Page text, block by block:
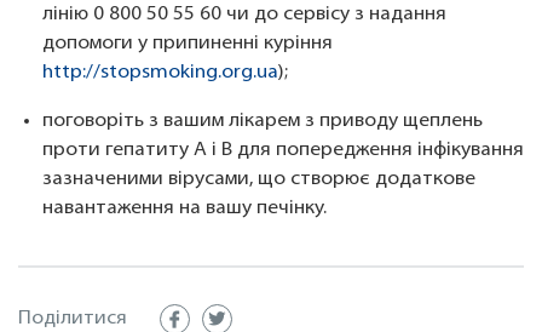
лінію 0 800 50 55 60 чи до сервісу з надання
допомоги у припиненні куріння
http://stopsmoking.org.ua);
поговоріть з вашим лікарем з приводу щеплень
проти гепатиту A і B для попередження інфікування
зазначеними вірусами, що створює додаткове
навантаження на вашу печінку.
Поділитися